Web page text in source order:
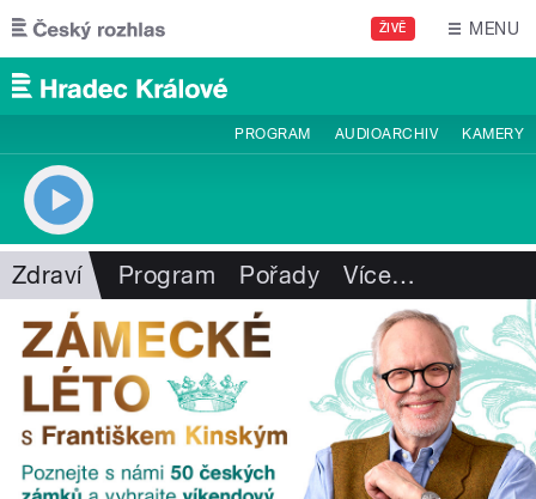
Přejít k hlavnímu obsahu
ŽIVĚ MENU
PROGRAM AUDIOARCHIV KAMERY
Zdraví Program Pořady Více…